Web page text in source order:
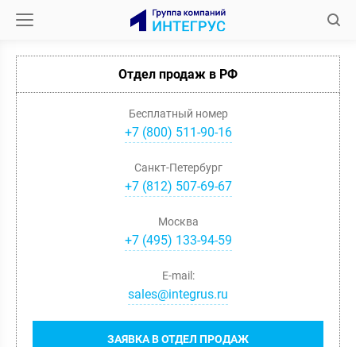
Отдел продаж в РФ
Бесплатный номер
+7 (800) 511-90-16
Санкт-Петербург
+7(812) 507-69-67
Москва
+7(495) 133-94-59
ЗАЯВКА В ОТДЕЛ ПРОДАЖ
E-mail:
sales@integrus.ru